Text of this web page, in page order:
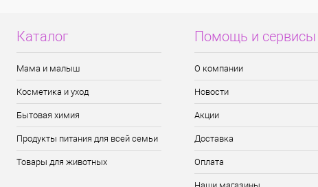
Каталог
Мама и малыш
Косметика и уход
Бытовая химия
Продукты питания для всей семьи
Товары для животных
Помощь и сервисы
О компании
Новости
Акции
Доставка
Оплата